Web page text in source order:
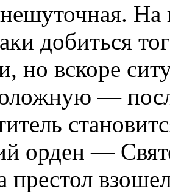
На
добиться
но вскоре
—
орден —
престол